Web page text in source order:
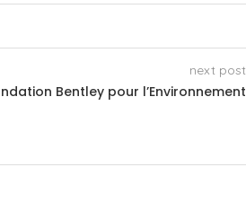
next post
Bentley pour l’Environnement